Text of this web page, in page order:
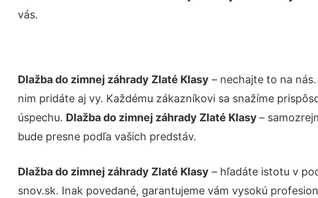
vás.
Dlažba do zimnej záhrady Zlaté Klasy – nechajte to na
nim pridáte aj vy. Každému zákazníkovi sa snažíme
úspechu. Dlažba do zimnej záhrady Zlaté Klasy –
bude presne podľa vašich predstáv.
Dlažba do zimnej záhrady Zlaté Klasy – hľadáte istotu v
snov.sk. Inak povedané, garantujeme vám vysokú